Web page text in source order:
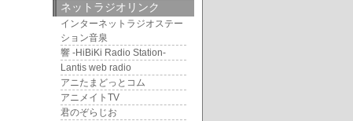
ネットラジオリンク
インターネットラジオステー
ション音泉
響 -HiBiKi Radio Station-
Lantis web radio
アニたまどっとコム
アニメイトTV
君のぞらじお